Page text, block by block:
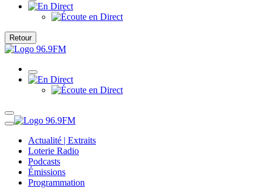
Retour
Actualité | Extraits
Loterie Radio
Podcasts
Émissions
Programmation